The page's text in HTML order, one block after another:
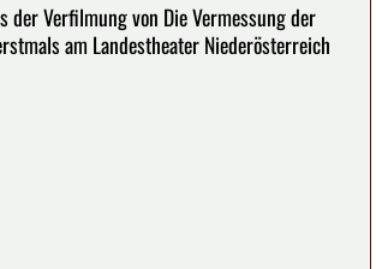
Verfilmung von Die Vermessung der
am Landestheater Niederösterreich